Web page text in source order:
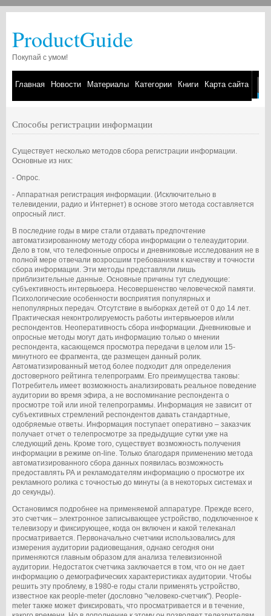
ProductGuide
Покупай с умом!
Главная Новости Материалы Категории Книги Карта сайта
Способы регистрации информации
Существует несколько методов сбора регистрации информации.
Основные из них:
- Опрос.
- Аппаратная регистрация информации. (Исключительно в
телевидении, радио и Интернет) в основе этого метода составляется
опросный лист.
В последние годы в мире стали отдавать предпочтение
автоматизированному методу сбора информации о телеаудитории.
Дело в том, что телефонные опросы и дневниковые исследования не в
полной мере отвечали возросшим требованиям к качеству и точности
сбора информации. Эти методы представляли лишь
приблизительные данные. Основные причины тут следующие:
субъективность интервьюера. Несовершенство человеческой памяти.
Психологические особенности восприятия популярных и
непопулярных передач. Отсутствие в выборках детей от 0 до 14 лет.
Практическая неконтролируемость работы интервьюеров и/или
респондентов. Неоперативность сбора информации. Дневниковые и
опросные методы могут дать информацию только о мнении
респондента, касающемся просмотра передачи в целом или 15-
минутного ее фрагмента, где размещен данный ролик.
Автоматизированный метод более подходит для определения
достоверного рейтинга телепрограмм. Его преимущества таковы:
Потребитель имеет возможность анализировать реальное поведение
аудитории во время эфира, а не воспоминание респондента о
просмотре той или иной телепрограммы. Информация не зависит от
субъективных стремлений респондентов давать стандартные,
одобряемые ответы. Информация поступает оперативно – заказчик
получает отчет о телепросмотре за предыдущие сутки уже на
следующий день. Кроме того, существует возможность получения
информации в режиме on-line. Только благодаря применению метода
автоматизированного сбора данных появилась возможность
предоставлять РА и рекламодателям информацию о просмотре их
рекламного ролика с точностью до минуты (а в некоторых системах и
до секунды).
Остановимся подробнее на применяемой аппаратуре. Прежде всего,
это счетчик – электронное записывающее устройство, подключенное к
телевизору и фиксирующее, когда он включен и какой телеканал
просматривается. Первоначально счетчики использовались для
измерения аудитории радиовещания, однако сегодня они
применяются главным образом для анализа телевизионной
аудитории. Недостаток счетчика заключается в том, что он не дает
информацию о демографических характеристиках аудитории. Чтобы
решить эту проблему, в 1980-е годы стали применять устройство,
известное как people-meter (дословно "человеко-счетчик"). People-
meter также может фиксировать, что просматривается и в течение,